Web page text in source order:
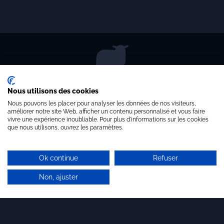
Incubateurs & pépinières
Pôles de compétitivité,
Clusters, Institutionnels
ETI – Grands comptes
Quelques références…
Architecte de l’innovation
Nous utilisons des cookies
Nous pouvons les placer pour analyser les données de nos visiteurs,
améliorer notre site Web, afficher un contenu personnalisé et vous faire
vivre une expérience inoubliable. Pour plus d'informations sur les cookies
que nous utilisons, ouvrez les paramètres.
Ok continue Refuser
Non, ajuster